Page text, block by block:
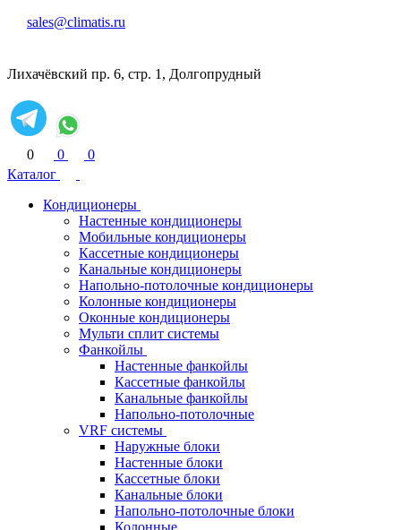
sales@climatis.ru
Лихачёвский пр. 6, стр. 1, Долгопрудный
0 0
0
Каталог
Кондиционеры
Настенные кондиционеры
Мобильные кондиционеры
Кассетные кондиционеры
Канальные кондиционеры
Напольно-потолочные кондиционеры
Колонные кондиционеры
Оконные кондиционеры
Мульти сплит системы
Фанкойлы
Настенные фанкойлы
Кассетные фанкойлы
Канальные фанкойлы
Напольно-потолочные
VRF системы
Наружные блоки
Настенные блоки
Кассетные блоки
Канальные блоки
Напольно-потолочные блоки
Колонные